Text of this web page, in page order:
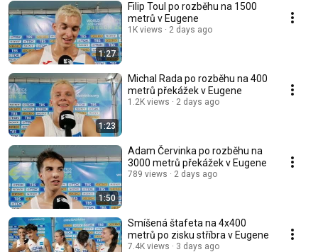
1:27
Filip Toul po rozběhu na 1500
metrů v Eugene
1K views 2 days ago
1:23
Michal Rada po rozběhu na 400
metrů překážek v Eugene
1.2K views 2 days ago
1:50
Adam Červinka po rozběhu na
3000 metrů překážek v Eugene
789 views 2 days ago
Smíšená štafeta na 4x400
metrů po zisku stříbra v Eugene
7.4K views 3 days ago